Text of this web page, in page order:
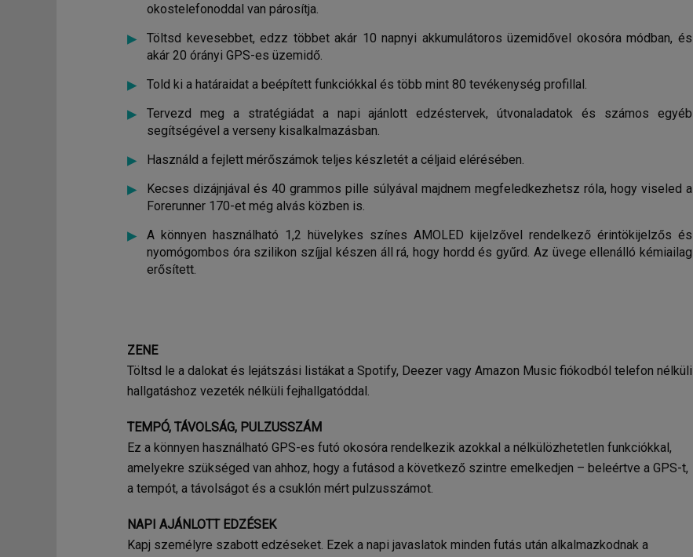
okostelefonoddal van párosítja.
Töltsd kevesebbet, edzz többet akár 10 napnyi akkumulátoros üzemidővel okosóra módban, és
akár 20 órányi GPS-es üzemidő.
Told ki a határaidat a beépített funkciókkal és több mint 80 tevékenység profillal.
Tervezd meg a stratégiádat a napi ajánlott edzéstervek, útvonaladatok és számos egyéb
segítségével a verseny kisalkalmazásban.
Használd a fejlett mérőszámok teljes készletét a céljaid elérésében.
Kecses dizájnjával és 40 grammos pille súlyával majdnem megfeledkezhetsz róla, hogy viseled a
Forerunner 170-et még alvás közben is.
A könnyen használható 1,2 hüvelykes színes AMOLED kijelzővel rendelkező érintökijelzős és
nyomógombos óra szilikon szíjjal készen áll rá, hogy hordd és gyűrd. Az üvege ellenálló kémiailag
erősített.
ZENE
Töltsd le a dalokat és lejátszási listákat a Spotify, Deezer vagy Amazon Music fiókodból telefon nélküli
hallgatáshoz vezeték nélküli fejhallgatóddal.
TEMPÓ, TÁVOLSÁG, PULZUSSZÁM
Ez a könnyen használható GPS-es futó okosóra rendelkezik azokkal a nélkülözhetetlen funkciókkal,
amelyekre szükséged van ahhoz, hogy a futásod a következő szintre emelkedjen – beleértve a GPS-t,
a tempót, a távolságot és a csuklón mért pulzusszámot.
NAPI AJÁNLOTT EDZÉSEK
Kapj személyre szabott edzéseket. Ezek a napi javaslatok minden futás után alkalmazkodnak a